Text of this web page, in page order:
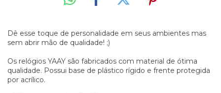
Dê esse toque de personalidade em seus ambientes mas
sem abrir mão de qualidade! ;)
Os relógios YAAY são fabricados com material de ótima
qualidade. Possui base de plástico rígido e frente protegida
por acrílico.